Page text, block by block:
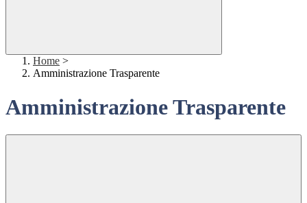
Home >
Amministrazione Trasparente
Amministrazione Trasparente